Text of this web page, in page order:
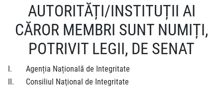
AUTORITĂȚI/INSTITUȚII AI
CĂROR MEMBRI SUNT NUMIȚI,
POTRIVIT LEGII, DE SENAT
I.
Agenția Națională de Integritate
II.
Consiliul Naţional de Integritate